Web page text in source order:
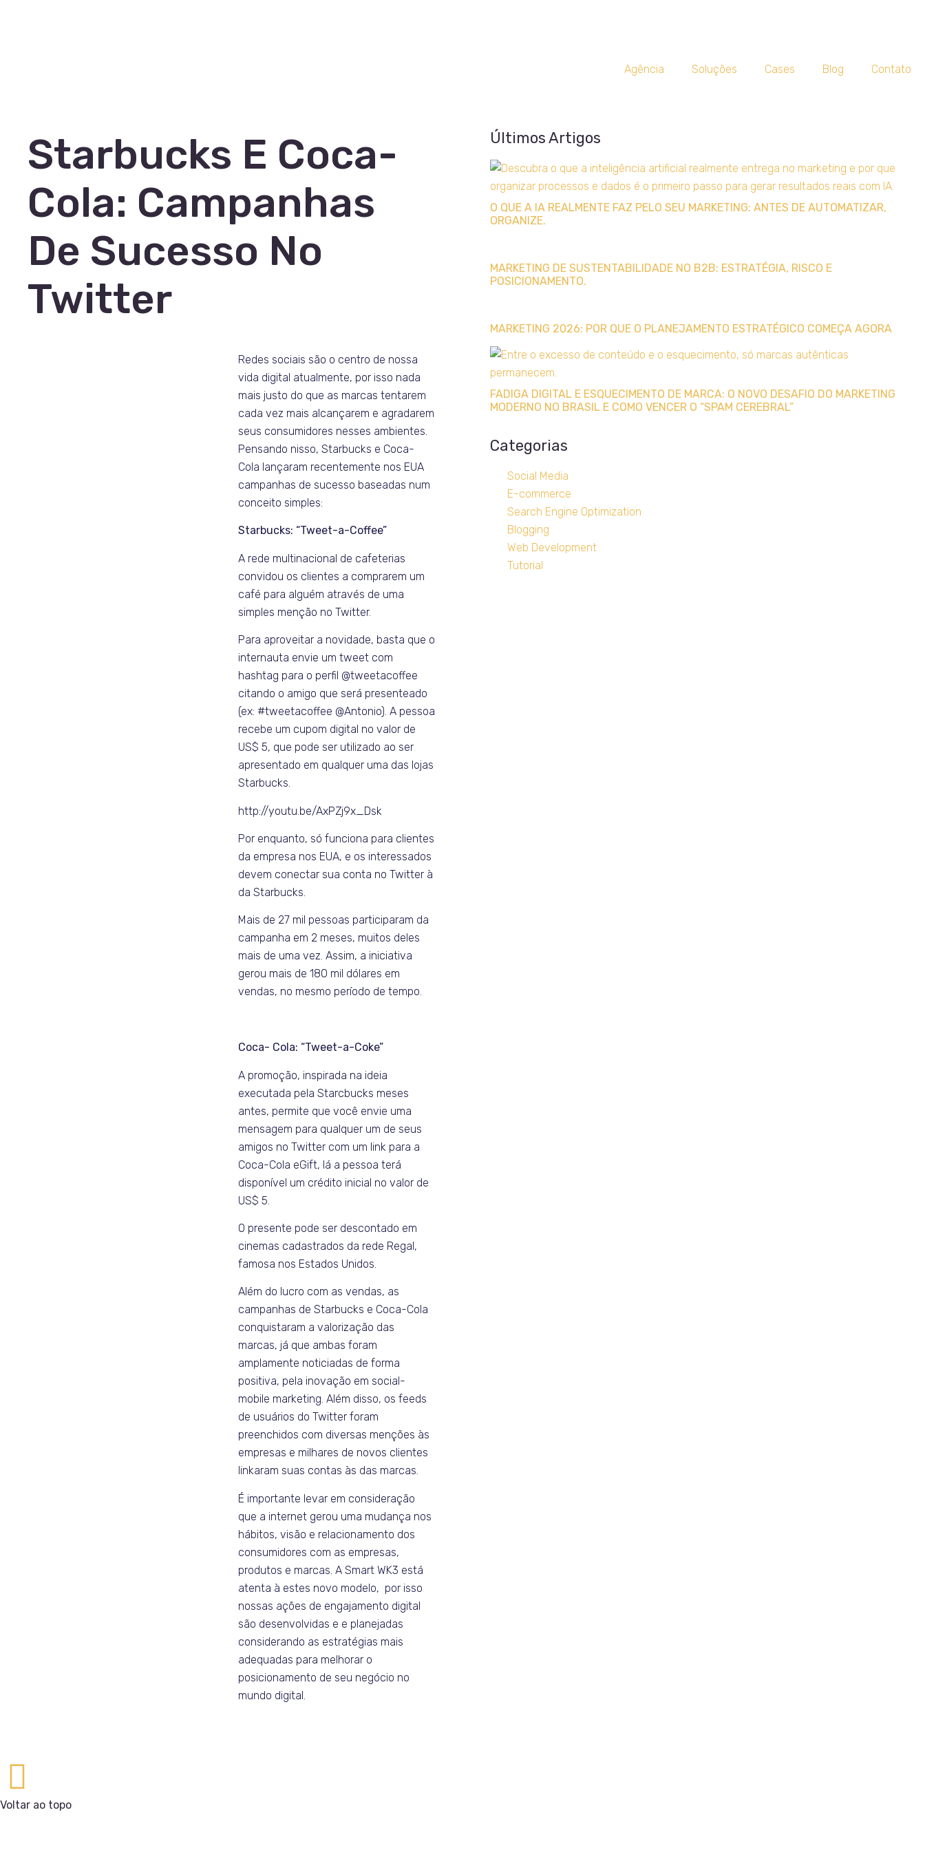
Agência Soluções Cases Blog Contato
Starbucks E Coca-
Cola: Campanhas
De Sucesso No
Twitter
Redes sociais são o centro de nossa
vida digital atualmente, por isso nada
mais justo do que as marcas tentarem
cada vez mais alcançarem e agradarem
seus consumidores nesses ambientes.
Pensando nisso, Starbucks e Coca-
Cola lançaram recentemente nos EUA
campanhas de sucesso baseadas num
conceito simples:
Starbucks: “Tweet-a-Coffee”
A rede multinacional de cafeterias
convidou os clientes a comprarem um
café para alguém através de uma
simples menção no Twitter.
Para aproveitar a novidade, basta que o
internauta envie um tweet com
hashtag para o perfil @tweetacoffee
citando o amigo que será presenteado
(ex: #tweetacoffee @Antonio). A pessoa
recebe um cupom digital no valor de
US$ 5, que pode ser utilizado ao ser
apresentado em qualquer uma das lojas
Starbucks.
http://youtu.be/AxPZj9x_Dsk
Por enquanto, só funciona para clientes
da empresa nos EUA, e os interessados
devem conectar sua conta no Twitter à
da Starbucks.
Mais de 27 mil pessoas participaram da
campanha em 2 meses, muitos deles
mais de uma vez. Assim, a iniciativa
gerou mais de 180 mil dólares em
vendas, no mesmo período de tempo.
Coca- Cola: “Tweet-a-Coke”
A promoção, inspirada na ideia
executada pela Starcbucks meses
antes, permite que você envie uma
mensagem para qualquer um de seus
amigos no Twitter com um link para a
Coca-Cola eGift, lá a pessoa terá
disponível um crédito inicial no valor de
US$ 5.
O presente pode ser descontado em
cinemas cadastrados da rede Regal,
famosa nos Estados Unidos.
Além do lucro com as vendas, as
campanhas de Starbucks e Coca-Cola
conquistaram a valorização das
marcas, já que ambas foram
amplamente noticiadas de forma
positiva, pela inovação em social-
mobile marketing. Além disso, os feeds
de usuários do Twitter foram
preenchidos com diversas menções às
empresas e milhares de novos clientes
linkaram suas contas às das marcas.
É importante levar em consideração
que a internet gerou uma mudança nos
hábitos, visão e relacionamento dos
consumidores com as empresas,
produtos e marcas. A Smart WK3 está
atenta à estes novo modelo, por isso
nossas ações de engajamento digital
são desenvolvidas e e planejadas
considerando as estratégias mais
adequadas para melhorar o
posicionamento de seu negócio no
mundo digital.
Últimos Artigos
O QUE A IA REALMENTE FAZ PELO SEU MARKETING: ANTES DE AUTOMATIZAR,
ORGANIZE.
MARKETING DE SUSTENTABILIDADE NO B2B: ESTRATÉGIA, RISCO E
POSICIONAMENTO.
MARKETING 2026: POR QUE O PLANEJAMENTO ESTRATÉGICO COMEÇA AGORA
FADIGA DIGITAL E ESQUECIMENTO DE MARCA: O NOVO DESAFIO DO MARKETING
MODERNO NO BRASIL E COMO VENCER O “SPAM CEREBRAL”
Categorias
Social Media
E-commerce
Search Engine Optimization
Blogging
Web Development
Tutorial
Voltar ao topo